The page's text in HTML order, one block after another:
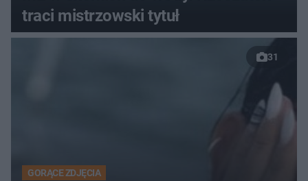
traci mistrzowski tytuł
31
GORĄCE ZDJĘCIA